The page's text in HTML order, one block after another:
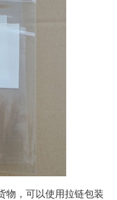
物，可以使用拉链包装